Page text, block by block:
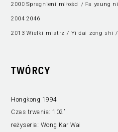
TWÓRCY
Hongkong 1994
Czas trwania: 102’
reżyseria: Wong Kar Wai
2000 Spragnieni miłości / Fa yeung
2004 2046
2013 Wielki mistrz / Yi dai zong shi